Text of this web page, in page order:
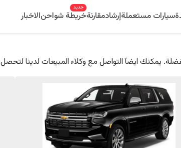
سيارات مستعملةإرشادمقارنةخريطة شواحن
جديد
الاخبار
يمكنك ايضآ التواصل مع وكلاء المبيعات لدينا